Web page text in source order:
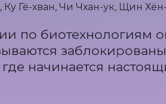
Гё-хван, Чи Чхан-ук, Щин
по биотехнологиям
начинается